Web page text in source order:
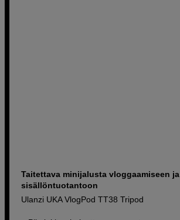
Taitettava minijalusta vloggaamiseen ja
sisällöntuotantoon
Ulanzi UKA VlogPod TT38 Tripod